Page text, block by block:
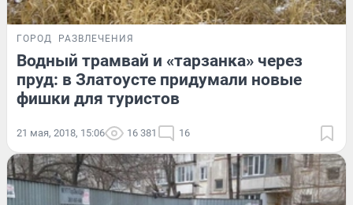
ГОРОД РАЗВЛЕЧЕНИЯ
Водный трамвай и «тарзанка» через
пруд: в Златоусте придумали новые
фишки для туристов
21 мая, 2018, 15:06 16 381 16